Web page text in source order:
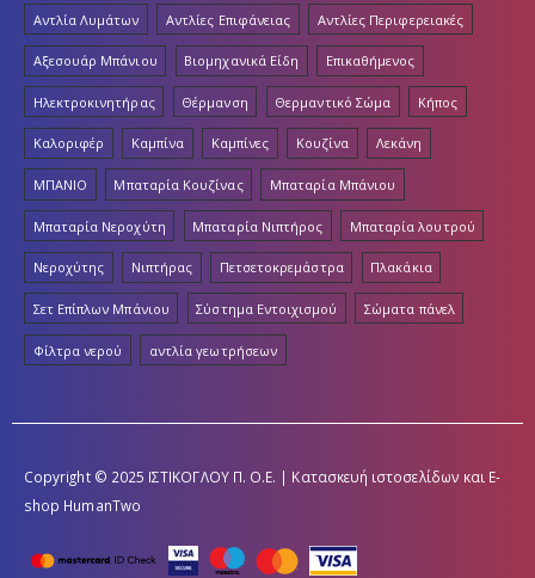
Αντλία Λυμάτων Αντλίες Επιφάνειας Αντλίες Περιφερειακές
Αξεσουάρ Μπάνιου Βιομηχανικά Είδη Επικαθήμενος
Ηλεκτροκινητήρας Θέρμανση Θερμαντικό Σώμα Κήπος
Καλοριφέρ Καμπίνα Καμπίνες Κουζίνα Λεκάνη
ΜΠΑΝΙΟ Μπαταρία Κουζίνας Μπαταρία Μπάνιου
Μπαταρία Νεροχύτη Μπαταρία Νιπτήρος Μπαταρία λουτρού
Νεροχύτης Νιπτήρας Πετσετοκρεμάστρα Πλακάκια
Σετ Επίπλων Μπάνιου Σύστημα Εντοιχισμού Σώματα πάνελ
Φίλτρα νερού αντλία γεωτρήσεων
Copyright © 2025 ΙΣΤΙΚΟΓΛΟΥ Π. Ο.Ε. | Κατασκευή ιστοσελίδων και E-
shop HumanTwo